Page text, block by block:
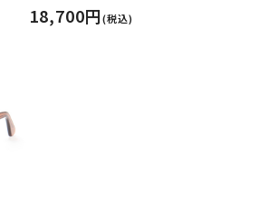
18,700円(税込)